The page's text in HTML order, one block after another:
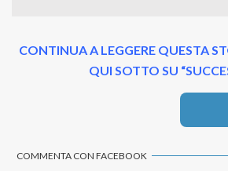
CONTINUA A LEGGERE QUESTA
QUI SOTTO SU
COMMENTA CON FACEBOOK